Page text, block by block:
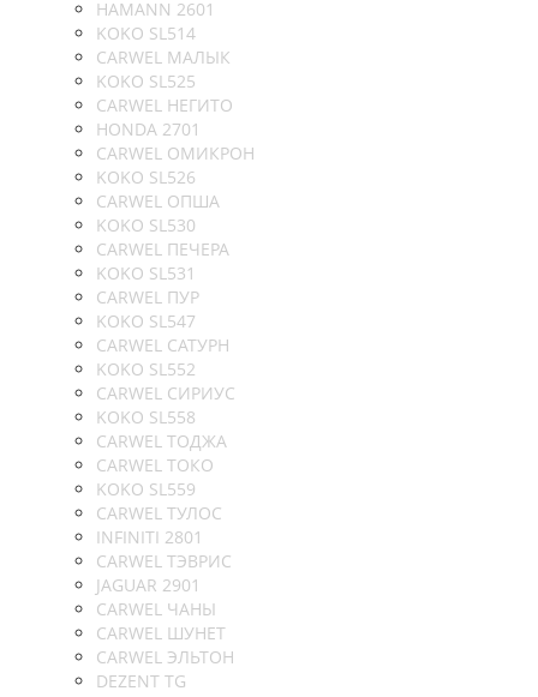
HAMANN 2601
KOKO SL514
CARWEL МАЛЫК
KOKO SL525
CARWEL НЕГИТО
HONDA 2701
CARWEL ОМИКРОН
KOKO SL526
CARWEL ОПША
KOKO SL530
CARWEL ПЕЧЕРА
KOKO SL531
CARWEL ПУР
KOKO SL547
CARWEL САТУРН
KOKO SL552
CARWEL СИРИУС
KOKO SL558
CARWEL ТОДЖА
CARWEL ТОКО
KOKO SL559
CARWEL ТУЛОС
INFINITI 2801
CARWEL ТЭВРИС
JAGUAR 2901
CARWEL ЧАНЫ
CARWEL ШУНЕТ
CARWEL ЭЛЬТОН
DEZENT TG